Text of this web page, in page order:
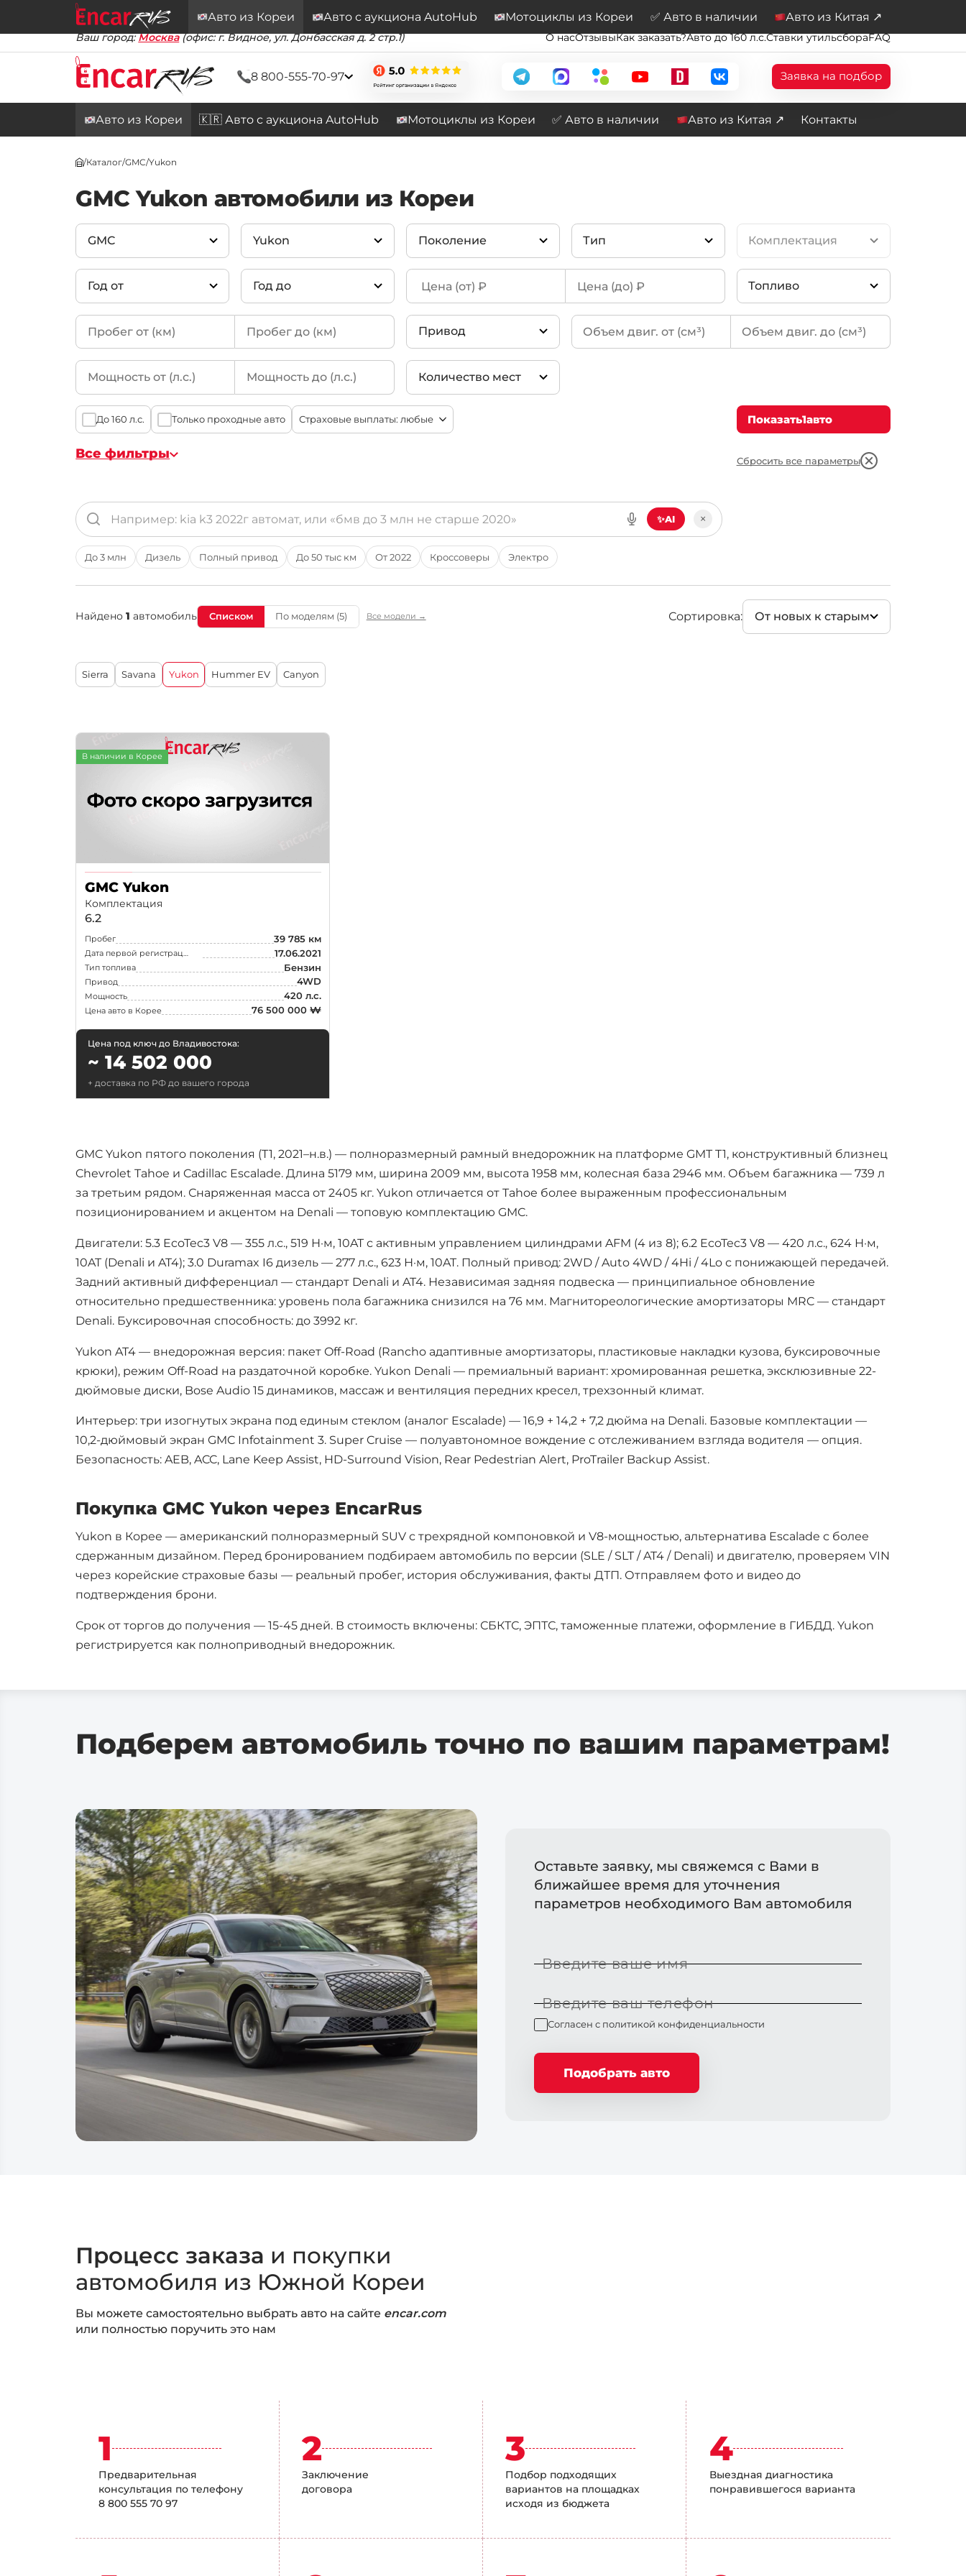
Подписывайтесь на наш канал
Ваш город:Москва (офис: г. Видное, ул. Донбасская д. 2 стр.1) О насОтзывыКак заказать?Авто до 160 л.с.Ставки утильсбораFAQ
8 800-555-70-97 Заявка на подбор
Авто из Кореи 🇰🇷 Авто с аукциона AutoHub Мотоциклы из Кореи ✅ Авто в наличии Авто из Китая ↗ Контакты
Авто из Кореи Авто с аукциона AutoHub Мотоциклы из Кореи ✅ Авто в наличии Авто из Китая ↗
/Каталог/GMC/Yukon
GMC Yukon автомобили из Кореи
GMC
GMC(1)
Hyundai
Kia
Mercedes-Benz
Genesis
Audi
Renault Samsung
Land Rover
Volvo
Lexus
Jaguar
Aston Martin
Cadillac
Chrysler
Alfa Romeo
Chevrolet
Citroen / DS
Dodge
Ferrari
Fiat
Ford
Jeep
Lamborghini
Maserati
Mazda
McLaren
Peugeot
Polestar
Rolls-Royce
Tesla
Yukon
Sierra(21)
Savana(8)
Hummer EV(7)
Yukon(1)
Поколение
Yukon (2012-2022)(1)
Тип
6.2(1)
Комплектация
Год от Год до Топливо
Бензин(1)
Привод
4WD(1)
2WD
Количество мест
2 места
4 места
8 мест
9 мест
Все фильтры
Показать1авто
До 160 л.с. Только проходные авто
Сбросить все параметры
✨AI ×
До 3 млн Дизель Полный привод До 50 тыс км От 2022 Кроссоверы Электро
Найдено1 автомобиль Списком По моделям (5) Все модели → Сортировка: От новых к старым
Sierra Savana Yukon Hummer EV Canyon
В наличии в Корее
GMC Yukon
Комплектация
6.2
Пробег 39 785 км
Дата первой регистрации 17.06.2021
Тип топлива Бензин
Привод 4WD
Мощность 420 л.с.
Цена авто в Корее 76 500 000 ₩
Цена под ключ до Владивостока:
~ 14 502 000
+ доставка по РФ до вашего города
GMC Yukon пятого поколения (T1, 2021–н.в.) — полноразмерный рамный внедорожник на платформе GMT T1, конструктивный близнец
Chevrolet Tahoe и Cadillac Escalade. Длина 5179 мм, ширина 2009 мм, высота 1958 мм, колесная база 2946 мм. Объем багажника — 739 л
за третьим рядом. Снаряженная масса от 2405 кг. Yukon отличается от Tahoe более выраженным профессиональным
позиционированием и акцентом на Denali — топовую комплектацию GMC.
Двигатели: 5.3 EcoTec3 V8 — 355 л.с., 519 Н·м, 10AT с активным управлением цилиндрами AFM (4 из 8); 6.2 EcoTec3 V8 — 420 л.с., 624 Н·м,
10AT (Denali и AT4); 3.0 Duramax I6 дизель — 277 л.с., 623 Н·м, 10AT. Полный привод: 2WD / Auto 4WD / 4Hi / 4Lo с понижающей передачей.
Задний активный дифференциал — стандарт Denali и AT4. Независимая задняя подвеска — принципиальное обновление
относительно предшественника: уровень пола багажника снизился на 76 мм. Магнитореологические амортизаторы MRC — стандарт
Denali. Буксировочная способность: до 3992 кг.
Yukon AT4 — внедорожная версия: пакет Off-Road (Rancho адаптивные амортизаторы, пластиковые накладки кузова, буксировочные
крюки), режим Off-Road на раздаточной коробке. Yukon Denali — премиальный вариант: хромированная решетка, эксклюзивные 22-
дюймовые диски, Bose Audio 15 динамиков, массаж и вентиляция передних кресел, трехзонный климат.
Интерьер: три изогнутых экрана под единым стеклом (аналог Escalade) — 16,9 + 14,2 + 7,2 дюйма на Denali. Базовые комплектации —
10,2-дюймовый экран GMC Infotainment 3. Super Cruise — полуавтономное вождение с отслеживанием взгляда водителя — опция.
Безопасность: AEB, ACC, Lane Keep Assist, HD-Surround Vision, Rear Pedestrian Alert, ProTrailer Backup Assist.
Покупка GMC Yukon через EncarRus
Yukon в Корее — американский полноразмерный SUV с трехрядной компоновкой и V8-мощностью, альтернатива Escalade с более
сдержанным дизайном. Перед бронированием подбираем автомобиль по версии (SLE / SLT / AT4 / Denali) и двигателю, проверяем VIN
через корейские страховые базы — реальный пробег, история обслуживания, факты ДТП. Отправляем фото и видео до
подтверждения брони.
Срок от торгов до получения — 15-45 дней. В стоимость включены: СБКТС, ЭПТС, таможенные платежи, оформление в ГИБДД. Yukon
регистрируется как полноприводный внедорожник.
Подберем автомобиль точно по вашим параметрам!
Оставьте заявку, мы свяжемся с Вами в
ближайшее время для уточнения
параметров необходимого Вам автомобиля
Введите ваше имя
Введите ваш телефон
Согласен с политикой конфиденциальности
Подобрать авто
Процесс заказа и покупки
автомобиля из Южной Кореи
Вы можете самостоятельно выбрать авто на сайте encar.com
или полностью поручить это нам
1
Предварительная
консультация по телефону
8 800 555 70 97
2
Заключение
договора
3
Подбор подходящих
вариантов на площадках
исходя из бюджета
4
Выездная диагностика
понравившегося варианта
Москва Санкт-Петербург
Новосибирск
Екатеринбург
Казань
Красноярск
Самара
Ростов-на-Дону
Краснодар